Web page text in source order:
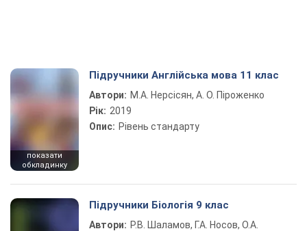
показати
обкладинку
Підручники Англійська мова 11 клас
Автори: М.А. Нерсісян, А. О. Піроженко
Рік: 2019
Опис: Рівень стандарту
Підручники Біологія 9 клас
Автори: Р.В. Шаламов, Г.А. Носов, О.А.